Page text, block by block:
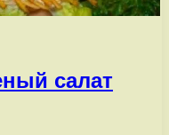
салат